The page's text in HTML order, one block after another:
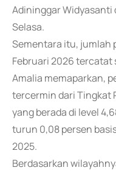
Adininggar Widyasanti
Selasa.
Sementara itu, jumlah
Februari 2026 tercatat
Amalia memaparkan,
tercermin dari Tingkat
yang berada di level
turun 0,08 persen
2025.
Berdasarkan